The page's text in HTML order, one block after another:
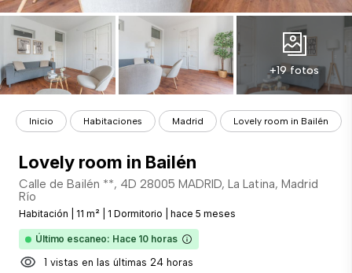
+19 fotos
Inicio Habitaciones Madrid Lovely room in Bailén
Lovely room in Bailén
Calle de Bailén **, 4D 28005 MADRID, La Latina, Madrid
Río
Habitación 11 m² 1 Dormitorio hace 5 meses
Último escaneo: Hace 10 horas
1 vistas en las últimas 24 horas